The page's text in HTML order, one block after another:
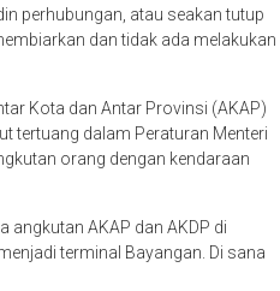
perhubungan, atau seakan tutup
dan tidak ada melakukan
Kota dan Antar Provinsi (AKAP)
tertuang dalam Peraturan Menteri
orang dengan kendaraan
angkutan AKAP dan AKDP di
terminal Bayangan. Di sana